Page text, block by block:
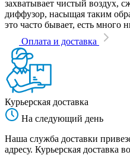
захватывает чистый воздух,
диффузор, насыщая таким
это часто бывает, есть много
Оплата и доставка
Курьерская доставка
На следующий день
Наша служба доставки
адресу. Курьерская доставка